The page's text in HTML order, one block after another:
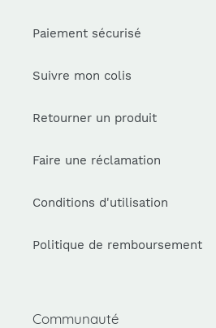
Paiement sécurisé
Suivre mon colis
Retourner un produit
Faire une réclamation
Conditions d'utilisation
Politique de remboursement
Communauté